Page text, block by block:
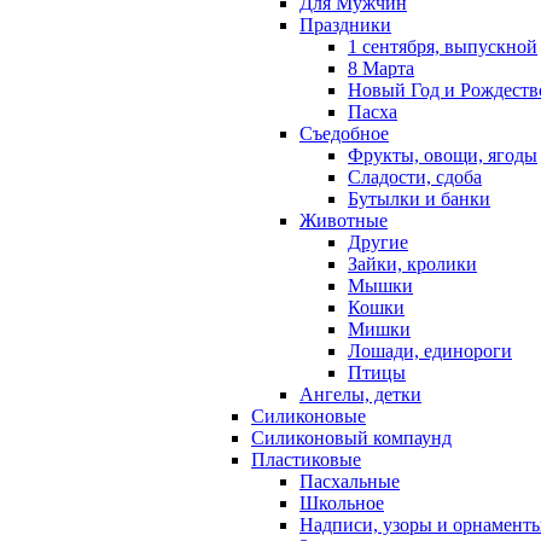
Праздники
1 сентября, выпускной
8 Марта
Новый Год и
Пасха
Съедобное
Фрукты, овощи, ягоды
Сладости, сдоба
Бутылки и банки
Животные
Другие
Зайки, кролики
Мышки
Кошки
Мишки
Лошади, единороги
Птицы
Ангелы, детки
Силиконовые
Силиконовый компаунд
Пластиковые
Пасхальные
Школьное
Надписи, узоры и